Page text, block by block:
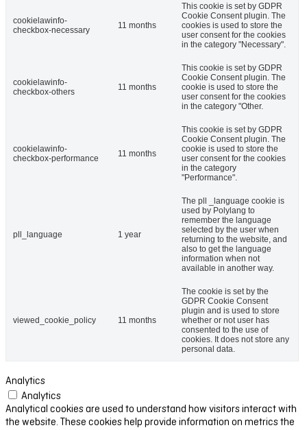
cookielawinfo-
checkbox-necessary
11 months
This cookie is set by GDPR
Cookie Consent plugin. The
cookies is used to store the
user consent for the cookies
in the category "Necessary".
cookielawinfo-
checkbox-others
11 months
This cookie is set by GDPR
Cookie Consent plugin. The
cookie is used to store the
user consent for the cookies
in the category "Other.
cookielawinfo-
checkbox-performance
11 months
This cookie is set by GDPR
Cookie Consent plugin. The
cookie is used to store the
user consent for the cookies
in the category
"Performance".
pll_language 1 year
The pll _language cookie is
used by Polylang to
remember the language
selected by the user when
returning to the website, and
also to get the language
information when not
available in another way.
viewed_cookie_policy 11 months
The cookie is set by the
GDPR Cookie Consent
plugin and is used to store
whether or not user has
consented to the use of
cookies. It does not store any
personal data.
Analytics
Analytics
Analytical cookies are used to understand how visitors interact with
the website. These cookies help provide information on metrics the